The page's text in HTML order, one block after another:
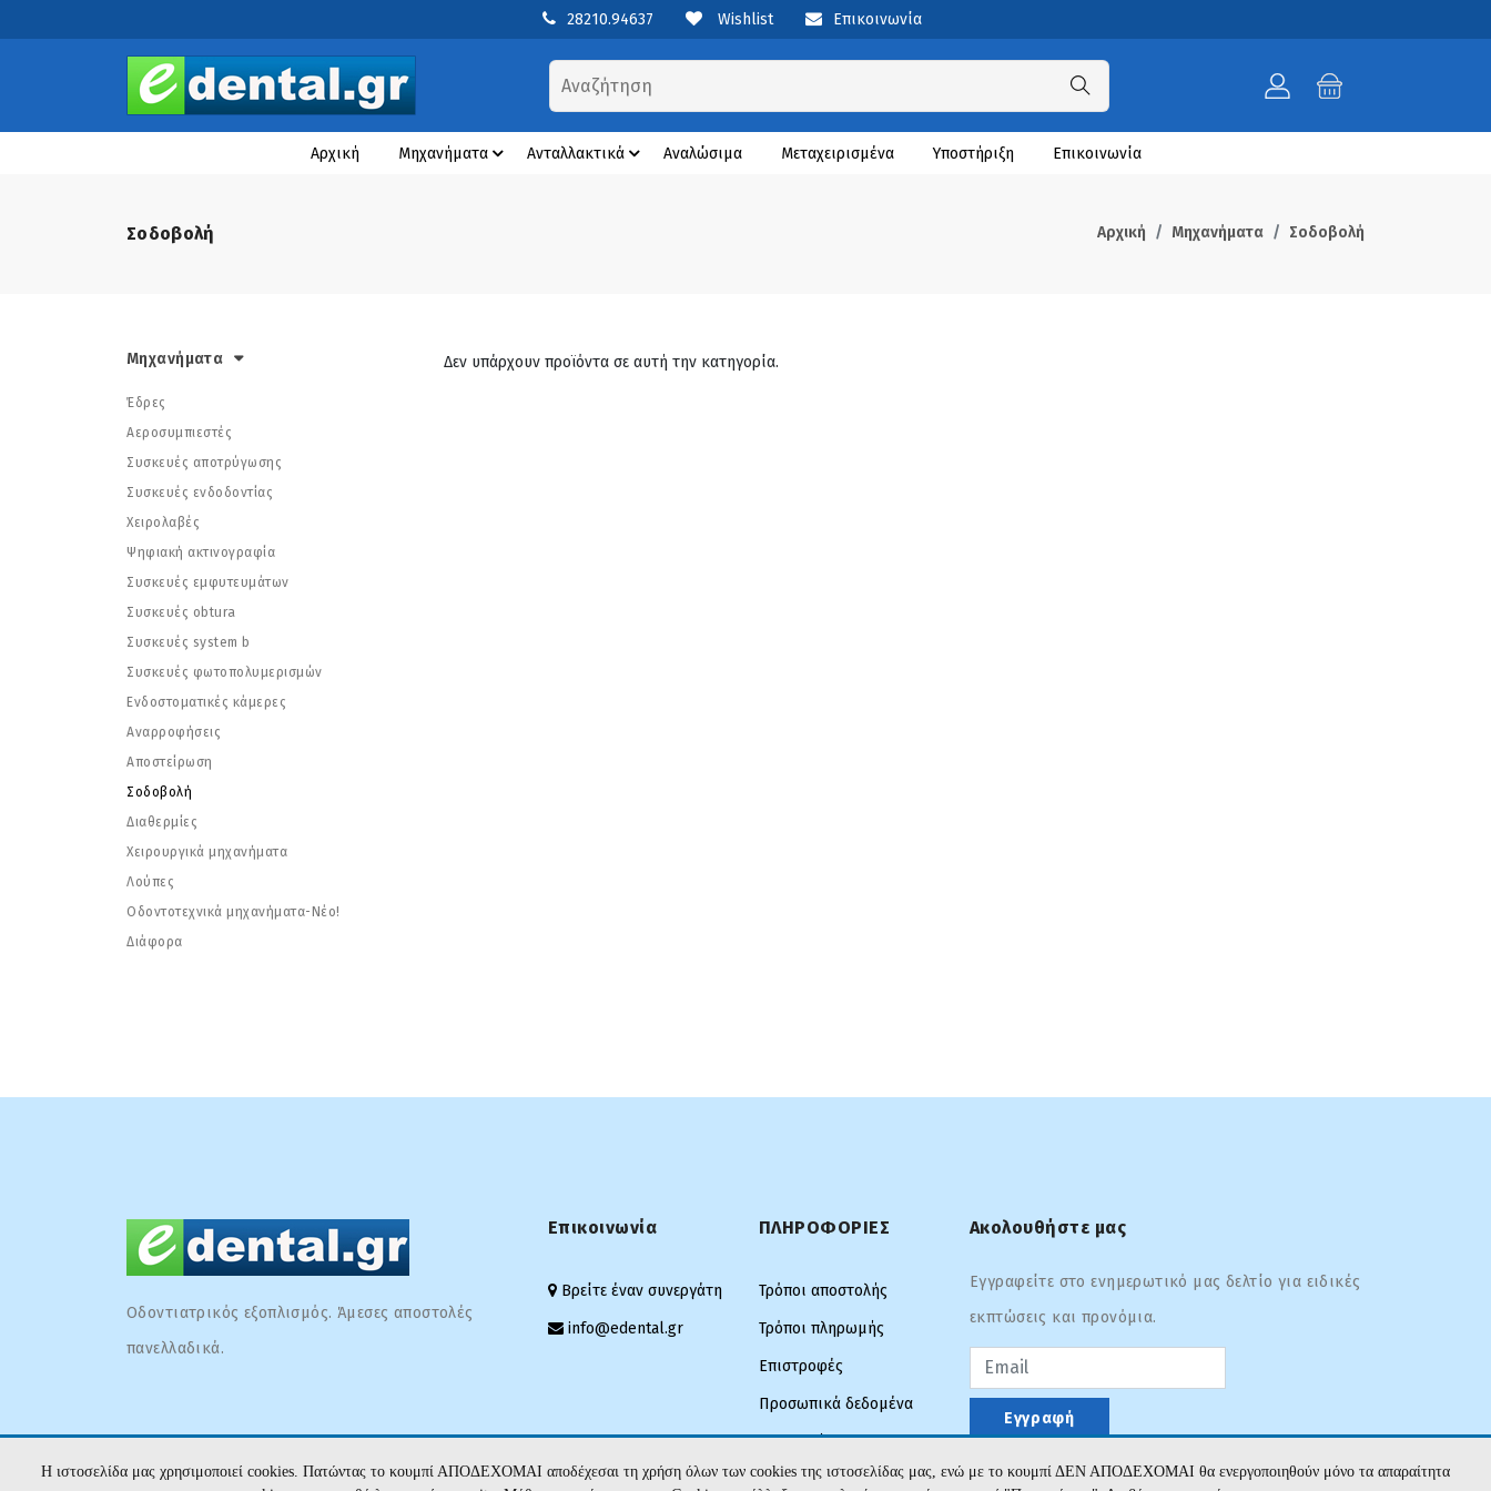
28210.94637 Wishlist Επικοινωνία
Αρχική Μηχανήματα Ανταλλακτικά Αναλώσιμα Μεταχειρισμένα Υποστήριξη Επικοινωνία
Σοδοβολή Αρχική Μηχανήματα Σοδοβολή
Μηχανήματα
Έδρες
Αεροσυμπιεστές
Συσκευές αποτρύγωσης
Συσκευές ενδοδοντίας
Χειρολαβές
Ψηφιακή ακτινογραφία
Συσκευές εμφυτευμάτων
Συσκευές obtura
Συσκευές system b
Συσκευές φωτοπολυμερισμών
Ενδοστοματικές κάμερες
Αναρροφήσεις
Αποστείρωση
Σοδοβολή
Διαθερμίες
Χειρουργικά μηχανήματα
Λούπες
Οδοντοτεχνικά μηχανήματα-Νέο!
Διάφορα
Δεν υπάρχουν προϊόντα σε αυτή την κατηγορία.
Οδοντιατρικός εξοπλισμός. Άμεσες αποστολές
πανελλαδικά.
Επικοινωνία
Βρείτε έναν συνεργάτη
info@edental.gr
ΠΛΗΡΟΦΟΡΙΕΣ
Τρόποι αποστολής
Τρόποι πληρωμής
Επιστροφές
Προσωπικά δεδομένα
Όροι Χρήσης
Ακολουθήστε μας
Εγγραφείτε στο ενημερωτικό μας δελτίο για ειδικές
εκπτώσεις και προνόμια.
Password
Εγγραφή
Η ιστοσελίδα μας χρησιμοποιεί cookies. Πατώντας το κουμπί ΑΠΟΔΕΧΟΜΑΙ αποδέχεσαι τη χρήση όλων των cookies της ιστοσελίδας μας, ενώ με το κουμπί ΔΕΝ ΑΠΟΔΕΧΟΜΑΙ θα ενεργοποιηθούν μόνο τα απαραίτητα